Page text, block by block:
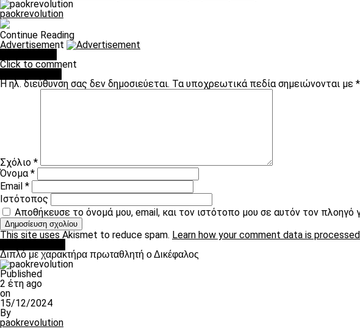
paokrevolution
Continue Reading
Advertisement
Click to comment
Η ηλ. διεύθυνση σας δεν δημοσιεύεται. Τα υποχρεωτικά πεδία σημειώνονται με *
Σχόλιο *
Όνομα*
Email *
Ιστότοπος
Αποθήκευσε το όνομά μου, email, και τον ιστότοπο μου σε αυτόν τον
This site uses Akismet to reduce spam. Learn how your comment data is
Διπλό με χαρακτήρα πρωταθλητή ο Δικέφαλος
Published
2 έτη ago
on
15/12/2024
By
paokrevolution